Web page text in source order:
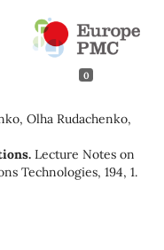
0
Olha Rudachenko,
Lecture Notes on
Technologies, 194, 1.